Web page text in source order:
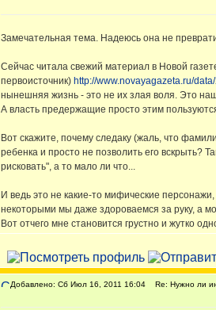
Замечательная тема. Надеюсь она не
Сейчас читала свежий материал в Новой
первоисточник) http://www.novayagazeta.ru/
нынешняя жизнь - это не их злая воля. Это
А власть предержащие просто этим
Вот скажите, почему следаку (жаль, что
ребенка и просто не позволить его вскрыть?
рисковать", а то мало ли что...
И ведь это не какие-то мифические
некоторыми мы даже здороваемся за руку, а
Вот отчего мне становится грустно и жутко
Добавлено: Сб Июл 16, 2011 16:04 Re: Нужно ли